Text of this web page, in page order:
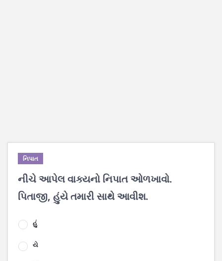
નિપાત
નીચે આપેલ વાક્યનો નિપાત ઓળખાવો.
પિતાજી, હુંયે તમારી સાથે આવીશ.
હું
યે